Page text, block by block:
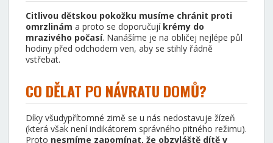
Citlivou dětskou pokožku musíme chránit proti
omrzlinám a proto se doporučují krémy do
mrazivého počasí. Nanášíme je na obličej nejlépe půl
hodiny před odchodem ven, aby se stihly řádně
vstřebat.
CO DĚLAT PO NÁVRATU DOMŮ?
Díky všudypřítomné zimě se u nás nedostavuje žízeň
(která však není indikátorem správného pitného režimu).
Proto nesmíme zapomínat, že obzvláště dítě v